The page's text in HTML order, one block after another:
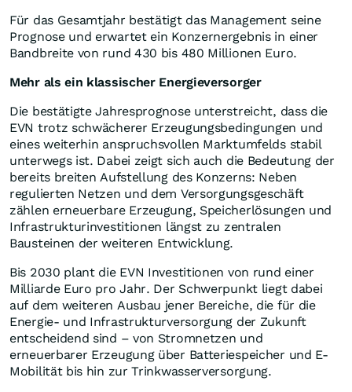
Für das Gesamtjahr bestätigt das Management seine
Prognose und erwartet ein Konzernergebnis in einer
Bandbreite von rund 430 bis 480 Millionen Euro.
Mehr als ein klassischer Energieversorger
Die bestätigte Jahresprognose unterstreicht, dass die
EVN trotz schwächerer Erzeugungsbedingungen und
eines weiterhin anspruchsvollen Marktumfelds stabil
unterwegs ist. Dabei zeigt sich auch die Bedeutung der
bereits breiten Aufstellung des Konzerns: Neben
regulierten Netzen und dem Versorgungsgeschäft
zählen erneuerbare Erzeugung, Speicherlösungen und
Infrastrukturinvestitionen längst zu zentralen
Bausteinen der weiteren Entwicklung.
Bis 2030 plant die EVN Investitionen von rund einer
Milliarde Euro pro Jahr. Der Schwerpunkt liegt dabei
auf dem weiteren Ausbau jener Bereiche, die für die
Energie- und Infrastrukturversorgung der Zukunft
entscheidend sind – von Stromnetzen und
erneuerbarer Erzeugung über Batteriespeicher und E-
Mobilität bis hin zur Trinkwasserversorgung.